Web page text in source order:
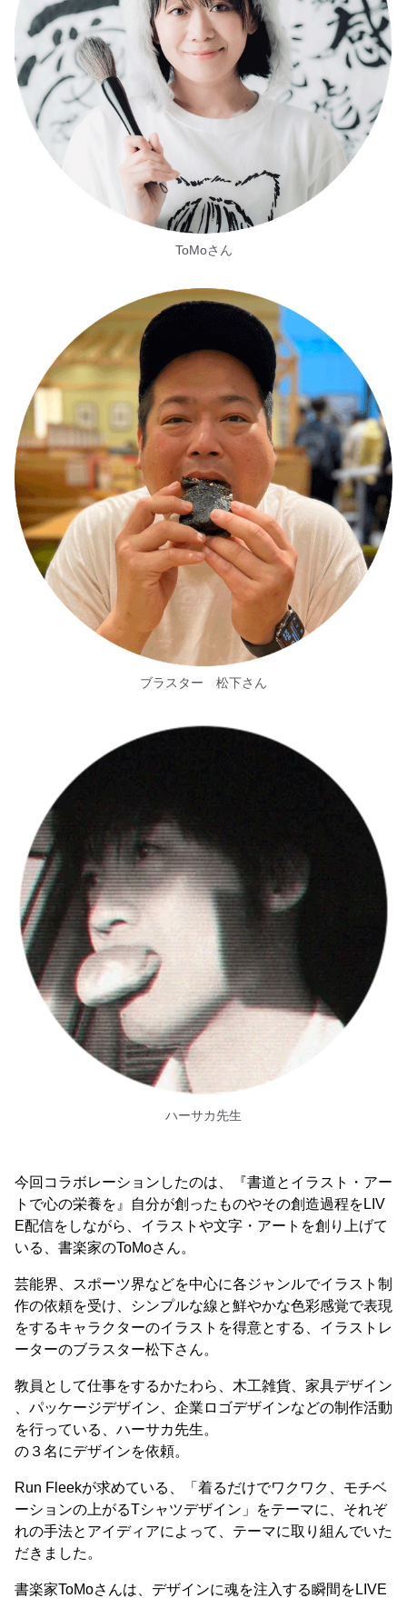
ToMoさん
ブラスター 松下さん
ハーサカ先生
今回コラボレーションしたのは、『書道とイラスト・アー
トで心の栄養を』自分が創ったものやその創造過程をLIV
E配信をしながら、イラストや文字・アートを創り上げて
いる、書楽家のToMoさん。
芸能界、スポーツ界などを中心に各ジャンルでイラスト制
作の依頼を受け、シンプルな線と鮮やかな色彩感覚で表現
をするキャラクターのイラストを得意とする、イラストレ
ーターのブラスター松下さん。
教員として仕事をするかたわら、木工雑貨、家具デザイン
、パッケージデザイン、企業ロゴデザインなどの制作活動
を行っている、ハーサカ先生。
の３名にデザインを依頼。
Run Fleekが求めている、「着るだけでワクワク、モチベ
ーションの上がるTシャツデザイン」をテーマに、それぞ
れの手法とアイディアによって、テーマに取り組んでいた
だきました。
書楽家ToMoさんは、デザインに魂を注入する瞬間をLIVE